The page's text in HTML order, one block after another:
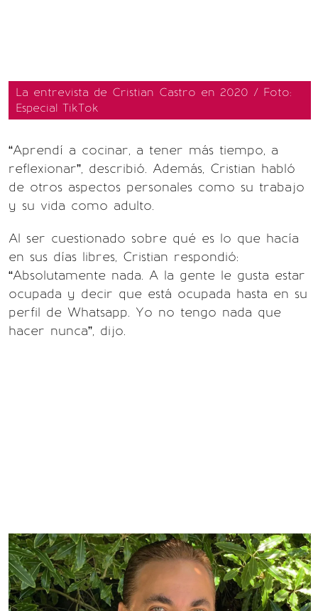
La entrevista de Cristian Castro en 2020 / Foto:
Especial TikTok
“Aprendí a cocinar, a tener más tiempo, a
reflexionar”, describió. Además, Cristian habló
de otros aspectos personales como su trabajo
y su vida como adulto.
Al ser cuestionado sobre qué es lo que hacía
en sus días libres, Cristian respondió:
“Absolutamente nada. A la gente le gusta estar
ocupada y decir que está ocupada hasta en su
perfil de Whatsapp. Yo no tengo nada que
hacer nunca”, dijo.